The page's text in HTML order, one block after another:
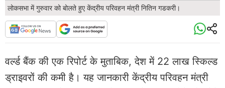
लोकसभा में गुरुवार को बोलते हुए केंद्रीय परिवहन मंत्री नितिन गडकरी।
वर्ल्ड बैंक की एक रिपोर्ट के मुताबिक, देश में 22 लाख स्किल्ड
ड्राइवरों की कमी है। यह जानकारी केंद्रीय परिवहन मंत्री